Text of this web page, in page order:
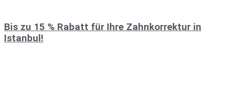
Bis zu 15 % Rabatt für Ihre Zahnkorrektur in
Istanbul!